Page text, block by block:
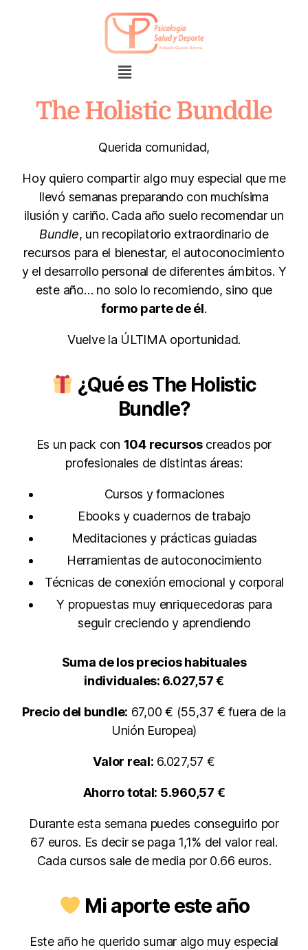
The Holistic Bunddle
Querida comunidad,
Hoy quiero compartir algo muy especial que me
llevó semanas preparando con muchísima
ilusión y cariño. Cada año suelo recomendar un
Bundle, un recopilatorio extraordinario de
recursos para el bienestar, el autoconocimiento
y el desarrollo personal de diferentes ámbitos. Y
este año… no solo lo recomiendo, sino que
formo parte de él.
Vuelve la ÚLTIMA oportunidad.
¿Qué es The Holistic
Bundle?
Es un pack con 104 recursoscreados por
profesionales de distintas áreas:
Cursos y formaciones
Ebooks y cuadernos de trabajo
Meditaciones y prácticas guiadas
Herramientas de autoconocimiento
Técnicas de conexión emocional y corporal
Y propuestas muy enriquecedoras para
seguir creciendo y aprendiendo
Suma de los precios habituales
individuales: 6.027,57 €
Precio del bundle: 67,00 € (55,37 € fuera de la
Unión Europea)
Valor real: 6.027,57 €
Ahorro total: 5.960,57 €
Durante esta semana puedes conseguirlo por
67 euros. Es decir se paga 1,1% del valor real.
Cada cursos sale de media por 0.66 euros.
Mi aporte este año
Este año he querido sumar algo muy especial